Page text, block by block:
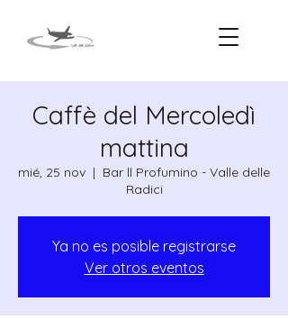
Caffè del Mercoledì
mattina
mié, 25 nov
  |
Bar ll Profumino - Valle delle
Radici
Ya no es posible registrarse
Ver otros eventos